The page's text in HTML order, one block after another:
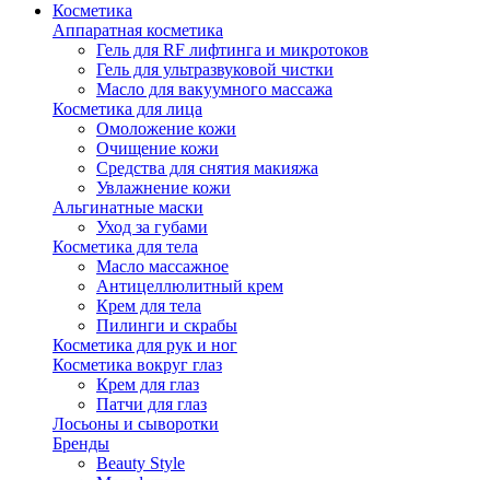
Косметика
Аппаратная косметика
Гель для RF лифтинга и микротоков
Гель для ультразвуковой чистки
Масло для вакуумного массажа
Косметика для лица
Омоложение кожи
Очищение кожи
Средства для снятия макияжа
Увлажнение кожи
Альгинатные маски
Уход за губами
Косметика для тела
Масло массажное
Антицеллюлитный крем
Крем для тела
Пилинги и скрабы
Косметика для рук и ног
Косметика вокруг глаз
Крем для глаз
Патчи для глаз
Лосьоны и сыворотки
Бренды
Beauty Style